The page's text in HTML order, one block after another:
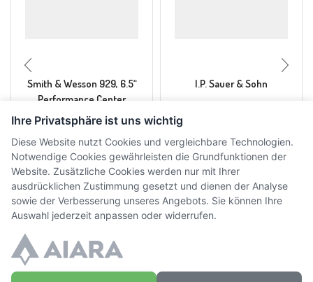
Smith & Wesson 929, 6.5“
Performance Center
I.P. Sauer & Sohn
Ihre Privatsphäre ist uns wichtig
Diese Website nutzt Cookies und vergleichbare Technologien.
Notwendige Cookies gewährleisten die Grundfunktionen der
Website. Zusätzliche Cookies werden nur mit Ihrer
ausdrücklichen Zustimmung gesetzt und dienen der Analyse
sowie der Verbesserung unseres Angebots. Sie können Ihre
Auswahl jederzeit anpassen oder widerrufen.